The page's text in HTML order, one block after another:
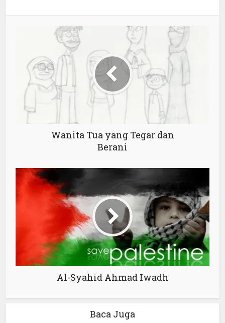
Wanita Tua yang Tegar dan
Berani
Al-Syahid Ahmad Iwadh
Baca Juga